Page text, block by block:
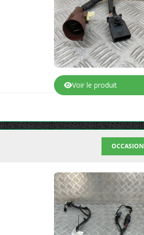
Voir le produit
OCCASION